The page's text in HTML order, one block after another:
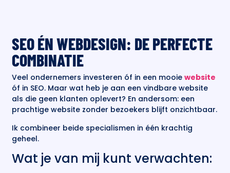
SEO ÉN WEBDESIGN: DE PERFECTE
COMBINATIE
Veel ondernemers investeren óf in een mooiewebsite
óf in SEO. Maar wat heb je aan een vindbare website
als die geen klanten oplevert? En andersom: een
prachtige website zonder bezoekers blijft onzichtbaar.
Ik combineer beide specialismen in één krachtig
geheel.
Wat je van mij kunt verwachten: